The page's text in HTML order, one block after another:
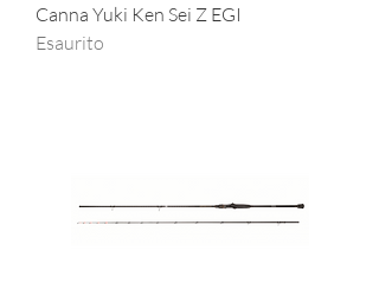
Canna Yuki Ken Sei Z EGI
Esaurito